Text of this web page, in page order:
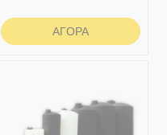
ΑΓΟΡΆ